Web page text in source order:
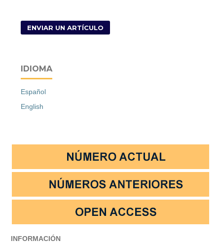
ENVIAR UN ARTÍCULO
IDIOMA
Español
English
INFORMACIÓN